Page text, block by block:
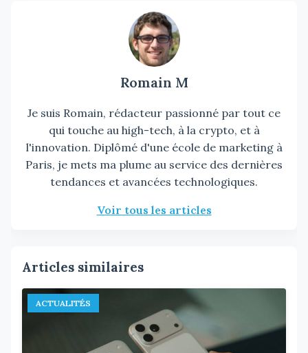
Romain M
Je suis Romain, rédacteur passionné par tout ce
qui touche au high-tech, à la crypto, et à
l'innovation. Diplômé d'une école de marketing à
Paris, je mets ma plume au service des dernières
tendances et avancées technologiques.
Voir tous les articles
Articles similaires
ACTUALITÉS